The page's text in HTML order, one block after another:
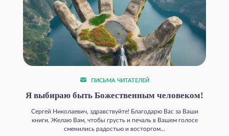
ПИСЬМА ЧИТАТЕЛЕЙ
Я выбираю быть Божественным человеком!
Сергей Николаевич, здравствуйте! Благодарю Вас за Ваши
книги. Желаю Вам, чтобы грусть и печаль в Вашем голосе
сменились радостью и восторгом...